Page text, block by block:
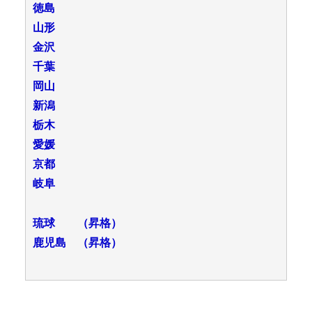
徳島
山形
金沢
千葉
岡山
新潟
栃木
愛媛
京都
岐阜
琉球 （昇格）
鹿児島 （昇格）